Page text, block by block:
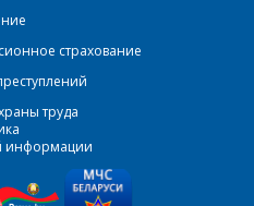
страхование
труда
информации